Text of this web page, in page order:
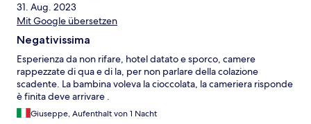
31. Aug. 2023
Mit Google übersetzen
Negativissima
Esperienza da non rifare, hotel datato e sporco, camere
rappezzate di qua e di la, per non parlare della colazione
scadente. La bambina voleva la cioccolata, la cameriera risponde
è finita deve arrivare .
Giuseppe, Aufenthalt von 1 Nacht